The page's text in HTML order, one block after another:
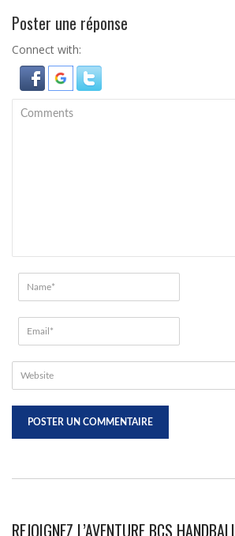
Poster une réponse
Connect with:
REJOIGNEZ L’AVENTURE BCS HANDBALL